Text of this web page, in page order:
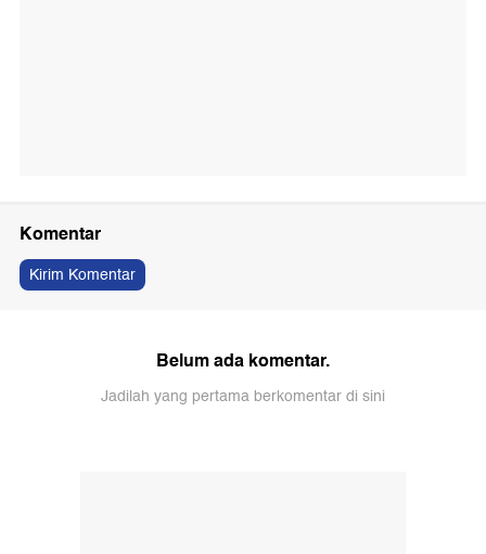
Komentar
Kirim Komentar
Belum ada komentar.
Jadilah yang pertama berkomentar di sini